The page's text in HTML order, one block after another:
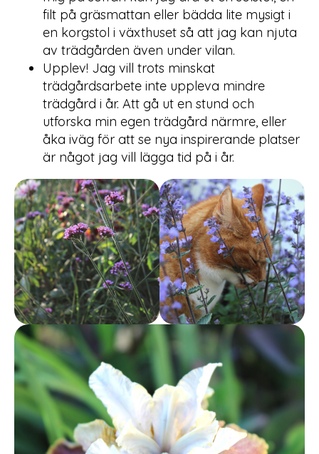
filt på gräsmattan eller bädda lite mysigt i
en korgstol i växthuset så att jag kan njuta
av trädgården även under vilan.
Upplev! Jag vill trots minskat
trädgårdsarbete inte uppleva mindre
trädgård i år. Att gå ut en stund och
utforska min egen trädgård närmre, eller
åka iväg för att se nya inspirerande platser
är något jag vill lägga tid på i år.